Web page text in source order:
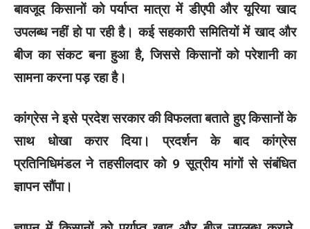
बावजूद किसानों को पर्याप्त मात्रा में डीएपी और यूरिया खाद
उपलब्ध नहीं हो पा रही है। कई सहकारी समितियों में खाद और
बीज का संकट बना हुआ है, जिससे किसानों को परेशानी का
सामना करना पड़ रहा है।
कांग्रेस ने इसे प्रदेश सरकार की विफलता बताते हुए किसानों के
साथ धोखा करार दिया। प्रदर्शन के बाद कांग्रेस
प्रतिनिधिमंडल ने तहसीलदार को 9 सूत्रीय मांगों से संबंधित
ज्ञापन सौंपा।